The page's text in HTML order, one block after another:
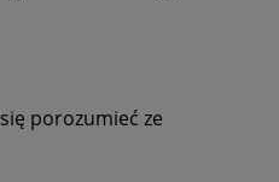
porozumieć ze